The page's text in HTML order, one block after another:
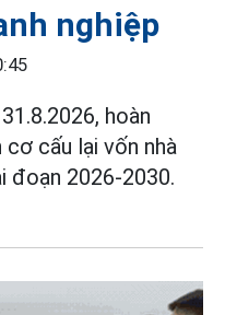
nghiệp
hoàn
cấu lại vốn nhà
đoạn 2026-2030.